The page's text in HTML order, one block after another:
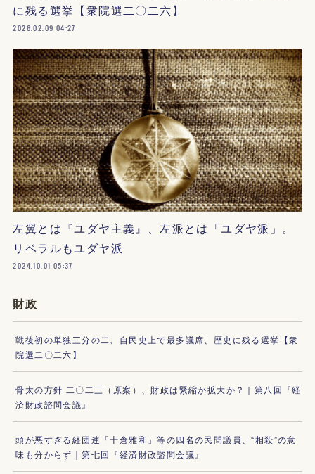
に残る選挙【衆院選二〇二六】
2026.02.09 04:27
左翼とは『ユダヤ主義』、左派とは「ユダヤ派」。
リベラルもユダヤ派
2024.10.01 05:37
財政
戦後初の単独三分の二、自民史上で最多議席、歴史に残る選挙【衆
院選二〇二六】
骨太の方針 二〇二三（原案）、財政は緊縮か拡大か？｜第八回『経
済財政諮問会議』
頭が悪すぎる経団連「十倉雅和」等の四名の民間議員、“相殺”の意
味も分からず｜第七回『経済財政諮問会議』